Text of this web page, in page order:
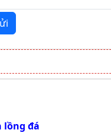
lồng đá